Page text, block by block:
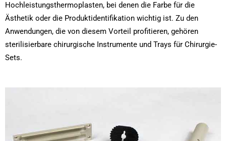
Hochleistungsthermoplasten, bei denen die Farbe für die
Ästhetik oder die Produktidentifikation wichtig ist. Zu den
Anwendungen, die von diesem Vorteil profitieren, gehören
sterilisierbare chirurgische Instrumente und Trays für Chirurgie-
Sets.